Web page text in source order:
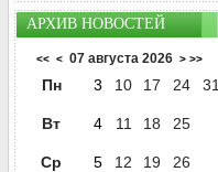
АРХИВ НОВОСТЕЙ
<< < 07 августа 2026 > >>
Пн 3 10 17 24 31
Вт 4 11 18 25
Ср 5 12 19 26